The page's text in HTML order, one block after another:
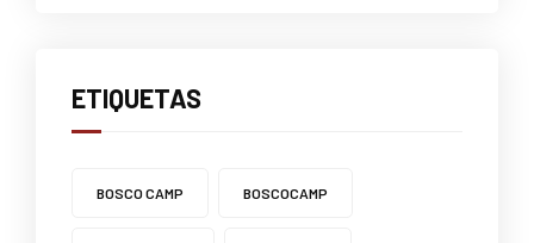
ETIQUETAS
BOSCO CAMP BOSCOCAMP